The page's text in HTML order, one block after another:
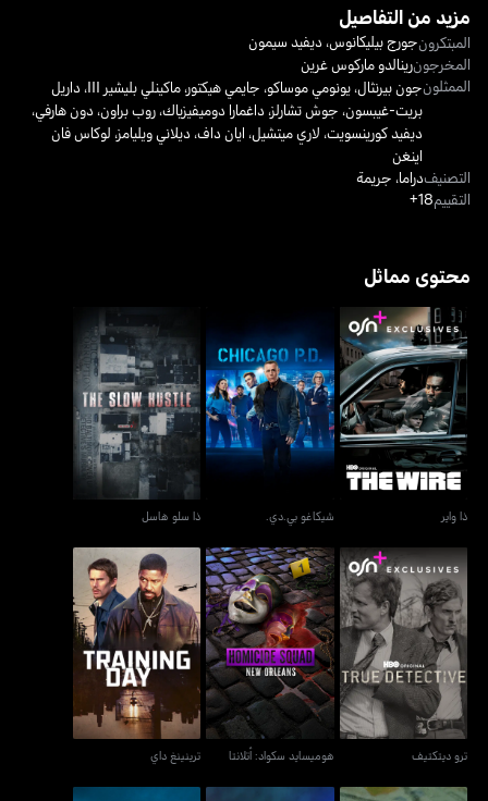
مزيد من التفاصيل
المبتكرونجورج بيليكانوس، ديفيد سيمون
المخرجونرينالدو ماركوس غرين
الممثلونجون بيرنثال،يونومي موساكو، جايمي هيكتور،ماكينلي بليشير III ، داريل
بريت-غيبسون، جوش تشارلز، داغمارا دوميفيزياك،روب براون، دون هارفي،
ديفيد كورينسويت، لاري ميتشيل، ايان داف، ديلاني ويليامز، لوكاس فان
اينغن
التصنيفدراما، جريمة
التقييم18+
محتوى مماثل
ذا واير
ذا واير
شيكاغو بي.دي.
شيكاغو بي.دي.
ذا سلو هاسل
ذا سلو هاسل
ترو ديتكتيف
ترو ديتكتيف
هوميسايد سكواد: أتلانتا
هوميسايد سكواد: أتلانتا
ترينينغ داي
ترينينغ داي